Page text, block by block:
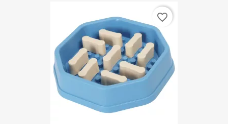
favorite_border